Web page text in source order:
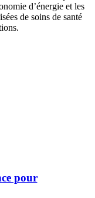
d’énergie et les
de soins de santé
pour